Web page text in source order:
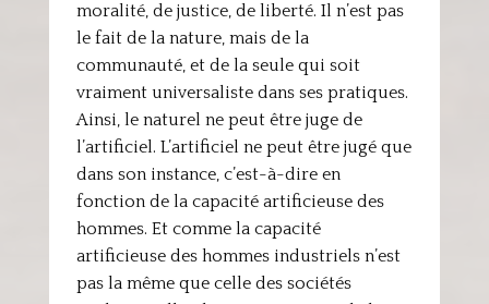
moralité, de justice, de liberté. Il n’est pas
le fait de la nature, mais de la
communauté, et de la seule qui soit
vraiment universaliste dans ses pratiques.
Ainsi, le naturel ne peut être juge de
l’artificiel. L’artificiel ne peut être jugé que
dans son instance, c’est-à-dire en
fonction de la capacité artificieuse des
hommes. Et comme la capacité
artificieuse des hommes industriels n’est
pas la même que celle des sociétés